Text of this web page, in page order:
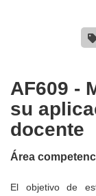
AF609 -
su
docente
Área
El objetivo de